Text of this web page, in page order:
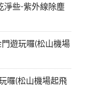
淨些-紫外線除塵
門遊玩囉(松山機場
囉(松山機場起飛